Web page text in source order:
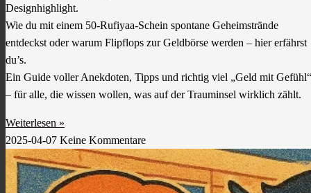
Designhighlight.
Wie du mit einem 50-Rufiyaa-Schein spontane Geheimstrände
entdeckst oder warum Flipflops zur Geldbörse werden – hier erfährst
du’s.
Ein Guide voller Anekdoten, Tipps und richtig viel „Geld mit Gefühl“
– für alle, die wissen wollen, was auf der Trauminsel wirklich zählt.
Weiterlesen »
2025-04-07 Keine Kommentare